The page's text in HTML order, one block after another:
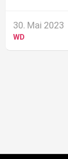
30. Mai 2023
WD